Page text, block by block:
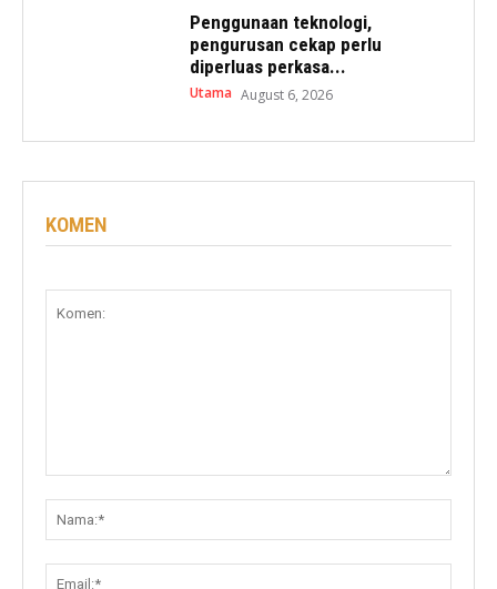
Penggunaan teknologi,
pengurusan cekap perlu
diperluas perkasa...
Utama August 6, 2026
KOMEN